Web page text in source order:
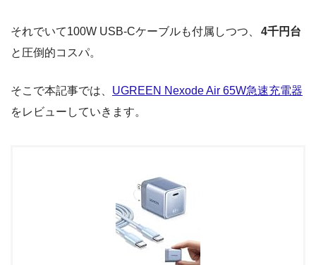
それでいて100W USB-Cケーブルも付属しつつ、
4千円台
と圧倒的コスパ。
そこで本記事では、 UGREEN Nexode Air 65W急速充電器
をレビューしていきます。